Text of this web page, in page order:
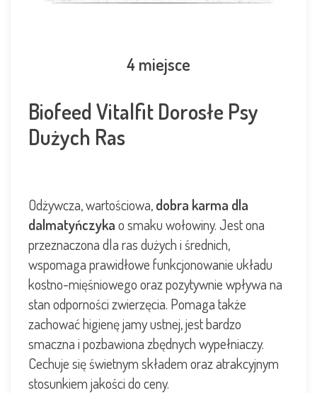
4 miejsce
Biofeed Vitalfit Dorosłe Psy
Dużych Ras
Odżywcza, wartościowa,dobra karma dla
dalmatyńczykao smaku wołowiny. Jest ona
przeznaczona dla ras dużych i średnich,
wspomaga prawidłowe funkcjonowanie układu
kostno-mięśniowego oraz pozytywnie wpływa na
stan odporności zwierzęcia. Pomaga także
zachować higienę jamy ustnej, jest bardzo
smaczna i pozbawiona zbędnych wypełniaczy.
Cechuje się świetnym składem oraz atrakcyjnym
stosunkiem jakości do ceny.